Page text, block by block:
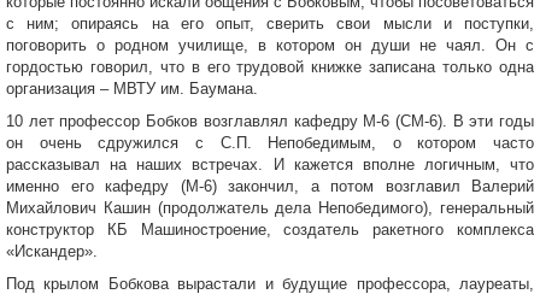
с ним; опираясь на его опыт, сверить свои мысли и поступки,
поговорить о родном училище, в котором он души не чаял. Он с
гордостью говорил, что в его трудовой книжке записана только одна
организация – МВТУ им. Баумана.
10 лет профессор Бобков возглавлял кафедру М-6 (СМ-6). В эти годы
он очень сдружился с С.П. Непобедимым, о котором часто
рассказывал на наших встречах. И кажется вполне логичным, что
именно его кафедру (М-6) закончил, а потом возглавил Валерий
Михайлович Кашин (продолжатель дела Непобедимого), генеральный
конструктор КБ Машиностроение, создатель ракетного комплекса
«Искандер».
Под крылом Бобкова вырастали и будущие профессора, лауреаты,